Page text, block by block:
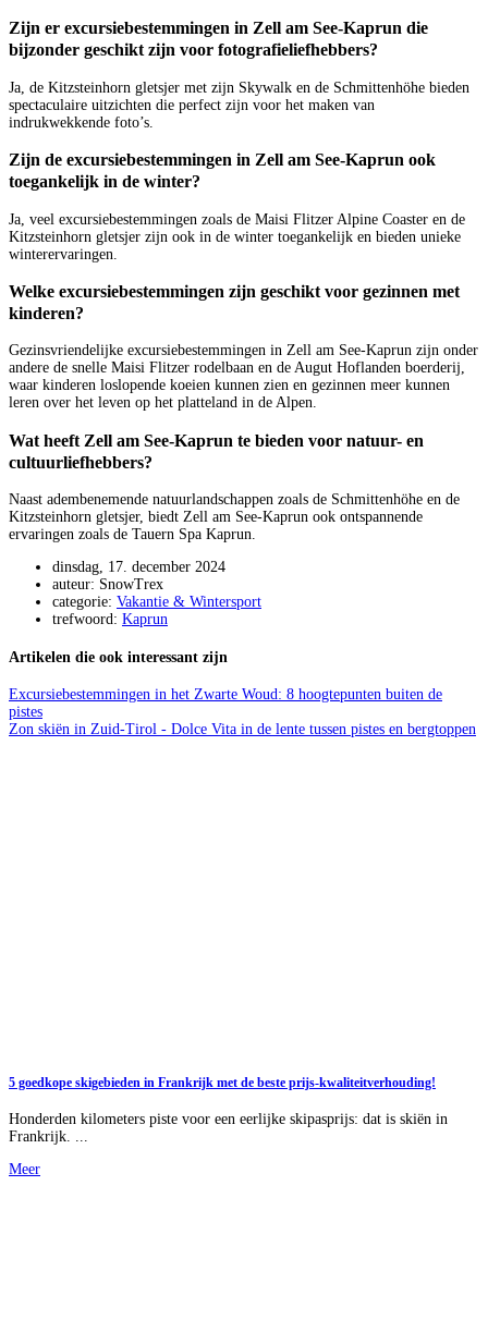
Zijn er excursiebestemmingen in Zell am See-Kaprun die
bijzonder geschikt zijn voor fotografieliefhebbers?
Ja, de Kitzsteinhorn gletsjer met zijn Skywalk en de Schmittenhöhe bieden
spectaculaire uitzichten die perfect zijn voor het maken van
indrukwekkende foto’s.
Zijn de excursiebestemmingen in Zell am See-Kaprun ook
toegankelijk in de winter?
Ja, veel excursiebestemmingen zoals de Maisi Flitzer Alpine Coaster en de
Kitzsteinhorn gletsjer zijn ook in de winter toegankelijk en bieden unieke
winterervaringen.
Welke excursiebestemmingen zijn geschikt voor gezinnen met
kinderen?
Gezinsvriendelijke excursiebestemmingen in Zell am See-Kaprun zijn onder
andere de snelle Maisi Flitzer rodelbaan en de Augut Hoflanden boerderij,
waar kinderen loslopende koeien kunnen zien en gezinnen meer kunnen
leren over het leven op het platteland in de Alpen.
Wat heeft Zell am See-Kaprun te bieden voor natuur- en
cultuurliefhebbers?
Naast adembenemende natuurlandschappen zoals de Schmittenhöhe en de
Kitzsteinhorn gletsjer, biedt Zell am See-Kaprun ook ontspannende
ervaringen zoals de Tauern Spa Kaprun.
dinsdag, 17. december 2024
auteur: SnowTrex
categorie: Vakantie & Wintersport
trefwoord: Kaprun
Artikelen die ook interessant zijn
Excursiebestemmingen in het Zwarte Woud: 8 hoogtepunten buiten de
pistes
Zon skiën in Zuid-Tirol - Dolce Vita in de lente tussen pistes en bergtoppen
5 goedkope skigebieden in Frankrijk met de beste prijs-kwaliteitverhouding!
Honderden kilometers piste voor een eerlijke skipasprijs: dat is skiën in
Frankrijk. ...
Meer